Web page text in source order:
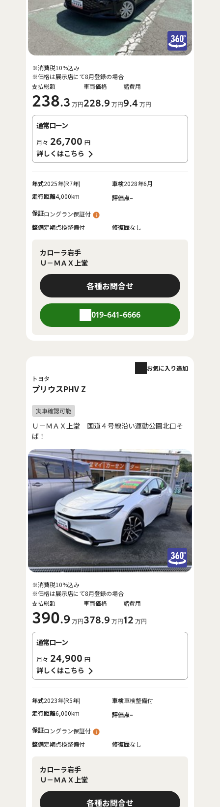
支払総額
238.3 万円
車両価格
228.9 万円
諸費用
9.4 万円
※消費税10%込み
※価格は展示店にて8月登録の場合
通常ローン
月々 26,700 円
詳しくはこちら
年式2025年(R7年) 車検2028年6月
走行距離4,000km 評価点-
保証ロングラン保証付
整備定期点検整備付 修復歴なし
カローラ岩手
Ｕ－ＭＡＸ上堂
各種お問合せ
019-641-6666
トヨタ
プリウスPHV Z
お気に入り追加
Ｕ－ＭＡＸ上堂 国道４号線沿い運動公園北口そ
ば！
支払総額
390.9 万円
車両価格
378.9 万円
諸費用
12 万円
※消費税10%込み
※価格は展示店にて8月登録の場合
通常ローン
月々 24,900 円
詳しくはこちら
年式2023年(R5年) 車検車検整備付
走行距離6,000km 評価点-
保証ロングラン保証付
整備定期点検整備付 修復歴なし
カローラ岩手
Ｕ－ＭＡＸ上堂
各種お問合せ